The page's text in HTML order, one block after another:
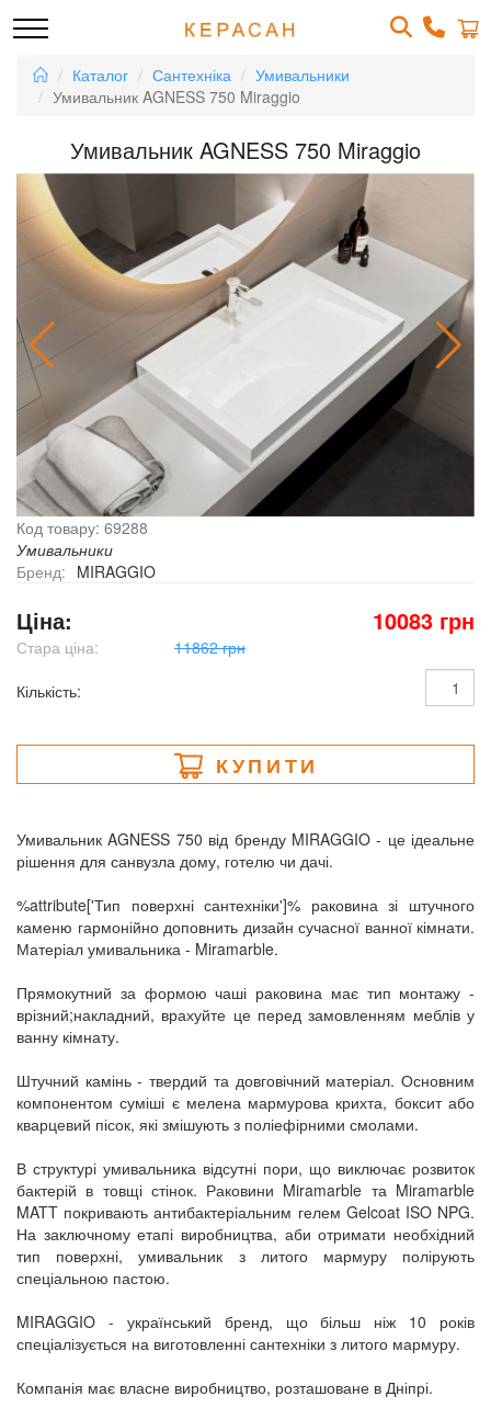
Каталог Сантехніка
Умивальники
Умивальник AGNESS 750 Miraggio
Умивальник AGNESS 750 Miraggio
Код товару: 69288
Умивальники
Бренд: MIRAGGIO
Ціна: 10083 грн
Стара ціна:
11862 грн
Кількість:
КУПИТИ
Умивальник AGNESS 750 від бренду MIRAGGIO - це ідеальне
рішення для санвузла дому, готелю чи дачі.
%attribute['Тип поверхні сантехніки']% раковина зі штучного
каменю гармонійно доповнить дизайн сучасної ванної кімнати.
Матеріал умивальника - Miramarble.
Прямокутний за формою чаші раковина має тип монтажу -
врізний;накладний, врахуйте це перед замовленням меблів у
ванну кімнату.
Штучний камінь - твердий та довговічний матеріал. Основним
компонентом суміші є мелена мармурова крихта, боксит або
кварцевий пісок, які змішують з поліефірними смолами.
В структурі умивальника відсутні пори, що виключає розвиток
бактерій в товщі стінок. Раковини Miramarble та Miramarble
MATT покривають антибактеріальним гелем Gelcoat ISO NPG.
На заключному етапі виробництва, аби отримати необхідний
тип поверхні, умивальник з литого мармуру полірують
спеціальною пастою.
MIRAGGIO - український бренд, що більш ніж 10 років
спеціалізується на виготовленні сантехніки з литого мармуру.
Компанія має власне виробництво, розташоване в Дніпрі.